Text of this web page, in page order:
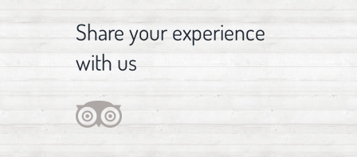
Share your experience
with us